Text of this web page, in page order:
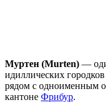
Муртен (Murten) —
идиллических
рядом с одноименным
кантоне Фрибур.